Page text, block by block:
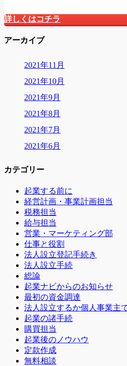
詳しくはコチラ
アーカイブ
2021年11月
2021年10月
2021年9月
2021年8月
2021年7月
2021年6月
カテゴリー
起業する前に
経営計画・事業計画担当
税務担当
給与担当
営業・マーケティング部
仕事と役割
法人設立登記手続き
法人設立手続
総論
起業ナビからのお知らせ
最初の資金調達
法人設立するか個人事業主
起業の諸手続
購買担当
起業後のノウハウ
定款作成
無料相談